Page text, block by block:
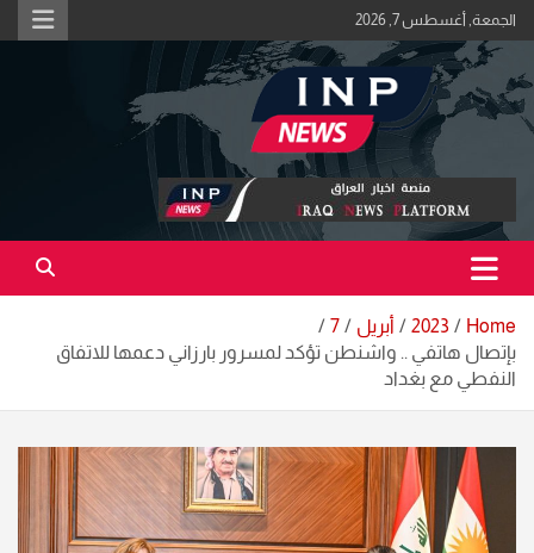
Skip
to
content
الجمعة, أغسطس 7, 2026
منصة اخبار العراق
اكبر منصة خبرية في العراق | #الحقيقة_اولاً
Home
2023 أبريل
7
بإتصال هاتفي .. واشنطن تؤكد لمسرور بارزاني دعمها للاتفاق
النفطي مع بغداد